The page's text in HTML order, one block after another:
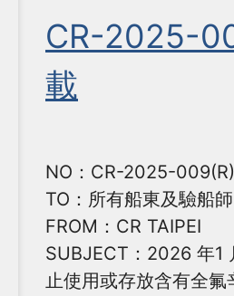
CR-2025-
載
NO：CR-2025-009(R)
TO：所有船東及驗船師
FROM：CR TAIPEI
SUBJECT：2026 年1
止使用或存放含有全氟